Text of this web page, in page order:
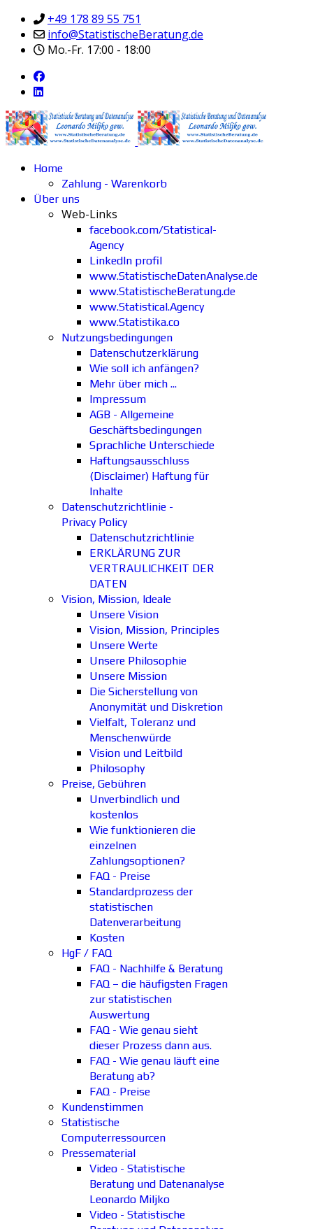
+49 178 89 55 751
info@StatistischeBeratung.de
Mo.-Fr. 17:00 - 18:00
Home
Zahlung - Warenkorb
Über uns
Web-Links
facebook.com/Statistical-
Agency
LinkedIn profil
www.StatistischeDatenAnalyse.de
www.StatistischeBeratung.de
www.Statistical.Agency
www.Statistika.co
Nutzungsbedingungen
Datenschutzerklärung
Wie soll ich anfängen?
Mehr über mich ...
Impressum
AGB - Allgemeine
Geschäftsbedingungen
Sprachliche Unterschiede
Haftungsausschluss
(Disclaimer) Haftung für
Inhalte
Datenschutzrichtlinie -
Privacy Policy
Datenschutzrichtlinie
ERKLÄRUNG ZUR
VERTRAULICHKEIT DER
DATEN
Vision, Mission, Ideale
Unsere Vision
Vision, Mission, Principles
Unsere Werte
Unsere Philosophie
Unsere Mission
Die Sicherstellung von
Anonymität und Diskretion
Vielfalt, Toleranz und
Menschenwürde
Vision und Leitbild
Philosophy
Preise, Gebühren
Unverbindlich und
kostenlos
Wie funktionieren die
einzelnen
Zahlungsoptionen?
FAQ - Preise
Standardprozess der
statistischen
Datenverarbeitung
Kosten
HgF / FAQ
FAQ - Nachhilfe & Beratung
FAQ – die häufigsten Fragen
zur statistischen
Auswertung
FAQ - Wie genau sieht
dieser Prozess dann aus.
FAQ - Wie genau läuft eine
Beratung ab?
FAQ - Preise
Kundenstimmen
Statistische
Computerressourcen
Pressematerial
Video - Statistische
Beratung und Datenanalyse
Leonardo Miljko
Video - Statistische